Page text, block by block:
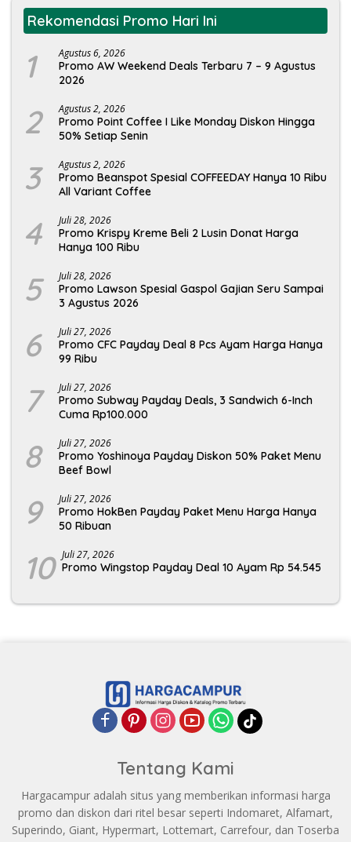
Rekomendasi Promo Hari Ini
1 Agustus 6, 2026
Promo AW Weekend Deals Terbaru 7 – 9 Agustus
2026
2 Agustus 2, 2026
Promo Point Coffee I Like Monday Diskon Hingga
50% Setiap Senin
3 Agustus 2, 2026
Promo Beanspot Spesial COFFEEDAY Hanya 10 Ribu
All Variant Coffee
4 Juli 28, 2026
Promo Krispy Kreme Beli 2 Lusin Donat Harga
Hanya 100 Ribu
5 Juli 28, 2026
Promo Lawson Spesial Gaspol Gajian Seru Sampai
3 Agustus 2026
6 Juli 27, 2026
Promo CFC Payday Deal 8 Pcs Ayam Harga Hanya
99 Ribu
7 Juli 27, 2026
Promo Subway Payday Deals, 3 Sandwich 6-Inch
Cuma Rp100.000
8 Juli 27, 2026
Promo Yoshinoya Payday Diskon 50% Paket Menu
Beef Bowl
9 Juli 27, 2026
Promo HokBen Payday Paket Menu Harga Hanya
50 Ribuan
10 Juli 27, 2026
Promo Wingstop Payday Deal 10 Ayam Rp 54.545
Tentang Kami
Hargacampur adalah situs yang memberikan informasi harga
promo dan diskon dari ritel besar seperti Indomaret, Alfamart,
Superindo, Giant, Hypermart, Lottemart, Carrefour, dan Toserba